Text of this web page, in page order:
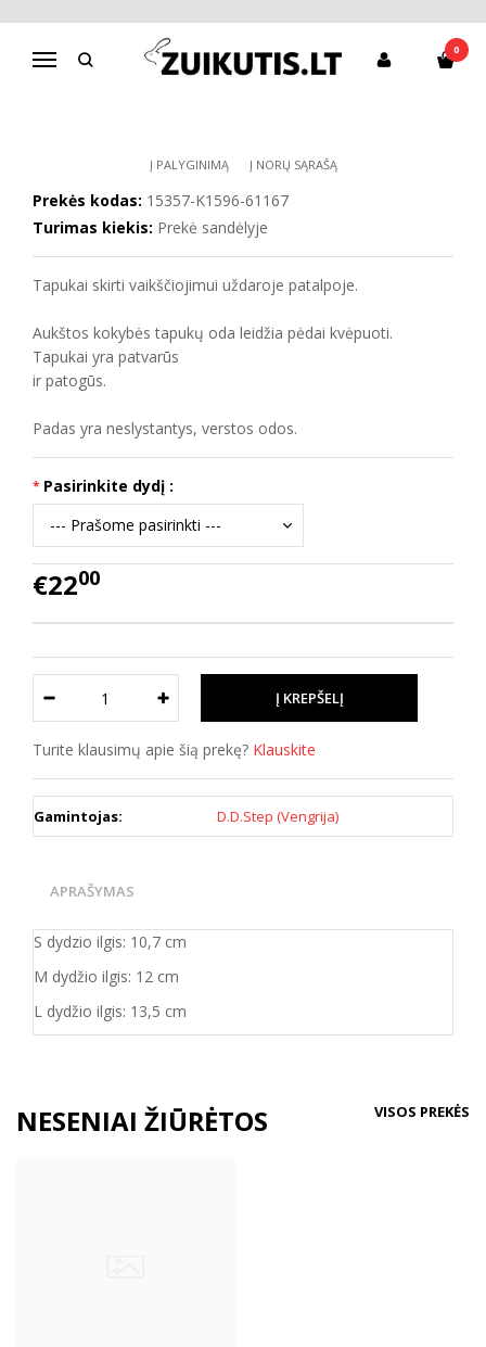
Navigacija
0
Pagrindinis Tapukai Tapukai K1596-61167
TAPUKAI K1596-61167
Į PALYGINIMĄ Į NORŲ SĄRAŠĄ
Prekės kodas: 15357-K1596-61167
Turimas kiekis: Prekė sandėlyje
Tapukai skirti vaikščiojimui uždaroje patalpoje.
Aukštos kokybės tapukų oda leidžia pėdai kvėpuoti.
Tapukai yra patvarūs
ir patogūs.
Padas yra neslystantys, verstos odos.
Pasirinkite dydį :
€2200
Turite klausimų apie šią prekę? Klauskite
Gamintojas: D.D.Step (Vengrija)
APRAŠYMAS
S dydzio ilgis: 10,7 cm
M dydžio ilgis: 12 cm
L dydžio ilgis: 13,5 cm
NESENIAI ŽIŪRĖTOS VISOS PREKĖS